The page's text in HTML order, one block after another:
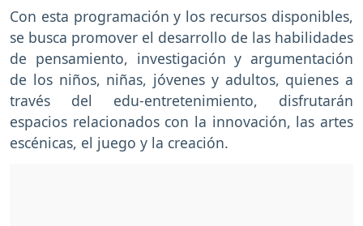
Con esta programación y los recursos disponibles,
se busca promover el desarrollo de las habilidades
de pensamiento, investigación y argumentación
de los niños, niñas, jóvenes y adultos, quienes a
través del edu-entretenimiento, disfrutarán
espacios relacionados con la innovación, las artes
escénicas, el juego y la creación.